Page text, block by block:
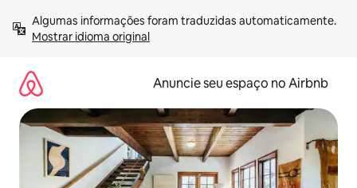
para
Mostrar idioma original
Anuncie seu espaço no Airbnb